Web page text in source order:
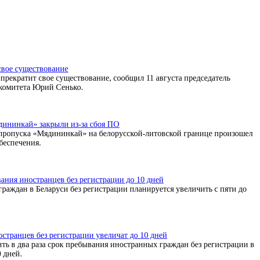
существование
свое существование, сообщил 11 августа председатель
Юрий Сенько.
закрыли из-за сбоя ПО
«Мядининкай» на белорусской-литовской границе произошел
иностранцев без регистрации до 10 дней
в Беларуси без регистрации планируется увеличить с пяти до
без регистрации увеличат до 10 дней
в два раза срок пребывания иностранных граждан без регистрации в
дней.